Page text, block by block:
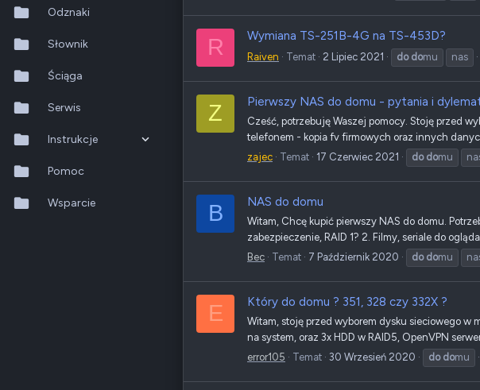
Szukaj na forum
Wszystkie posty
Nowe zasoby
Ostatnia aktywność
Szukaj zasobów
Odznaki
Słownik
Ściąga
Serwis
Instrukcje
QTS 5.2.x
QuTS hero h6.0.x
Pomoc
Wsparcie
R Wymiana TS-251B-4G na TS-453D?
Raiven Temat 2 Lipiec 2021 do domu nas
Z Pierwszy NAS do domu - pytania i
Cześć, potrzebuję Waszej pomocy. Stoję przed
telefonem - kopia fv firmowych oraz innych
zajec
Temat 17 Czerwiec 2021 do domu
B NAS do domu
Witam, Chcę kupić pierwszy NAS do domu.
zabezpieczenie, RAID 1? 2. Filmy, seriale do
Bec
Temat 7 Październik 2020 do domu
E Który do domu ? 351, 328 czy 332X ?
Witam, stoję przed wyborem dysku sieciowego w
na system, oraz 3x HDD w RAID5, OpenVPN
error105
Temat 30 Wrzesień 2020 do domu